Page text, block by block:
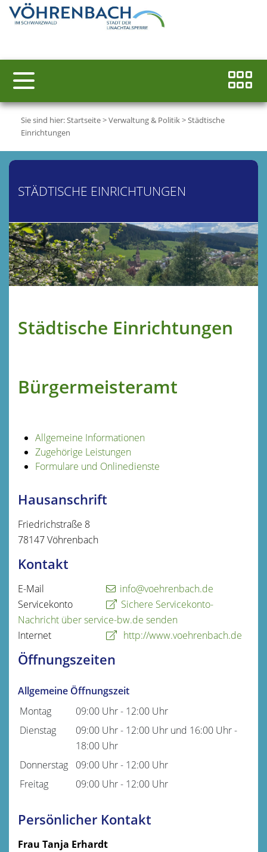
Sie sind hier:Startseite>Verwaltung & Politik>Städtische
Einrichtungen
STÄDTISCHE EINRICHTUNGEN
Städtische Einrichtungen
Bürgermeisteramt
Allgemeine Informationen
Zugehörige Leistungen
Formulare und Onlinedienste
Hausanschrift
Friedrichstraße 8
78147Vöhrenbach
Kontakt
E-Mail
info@voehrenbach.de
Servicekonto
Sichere Servicekonto-
Nachricht über service-bw.de senden
Internet
http://www.voehrenbach.de
Öffnungszeiten
Allgemeine Öffnungszeit
Montag
09:00 Uhr- 12:00 Uhr
Dienstag
09:00 Uhr- 12:00 Uhr und 16:00 Uhr-
18:00 Uhr
Donnerstag
09:00 Uhr- 12:00 Uhr
Freitag
09:00 Uhr- 12:00 Uhr
Persönlicher Kontakt
Frau Tanja Erhardt